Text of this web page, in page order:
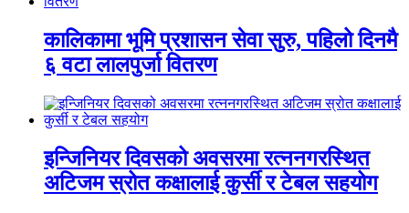
कालिकामा भूमि प्रशासन सेवा सुरु, पहिलो दिनमै
६ वटा लालपुर्जा वितरण
इन्जिनियर दिवसको अवसरमा रत्ननगरस्थित
अटिजम स्रोत कक्षालाई कुर्सी र टेबल सहयोग